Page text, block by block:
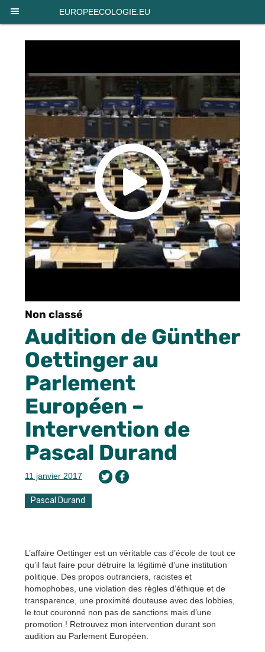
EUROPEECOLOGIE.EU
Non classé
Audition de Günther
Oettinger au
Parlement
Européen –
Intervention de
Pascal Durand
11 janvier 2017
Pascal Durand
L’affaire Oettinger est un véritable cas d’école de tout ce
qu’il faut faire pour détruire la légitimé d’une institution
politique. Des propos outranciers, racistes et
homophobes, une violation des règles d’éthique et de
transparence, une proximité douteuse avec des lobbies,
le tout couronné non pas de sanctions mais d’une
promotion ! Retrouvez mon intervention durant son
audition au Parlement Européen.